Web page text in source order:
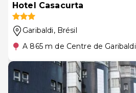
Hotel Casacurta
Garibaldi, Brésil
A 865 m de Centre de Garibaldi